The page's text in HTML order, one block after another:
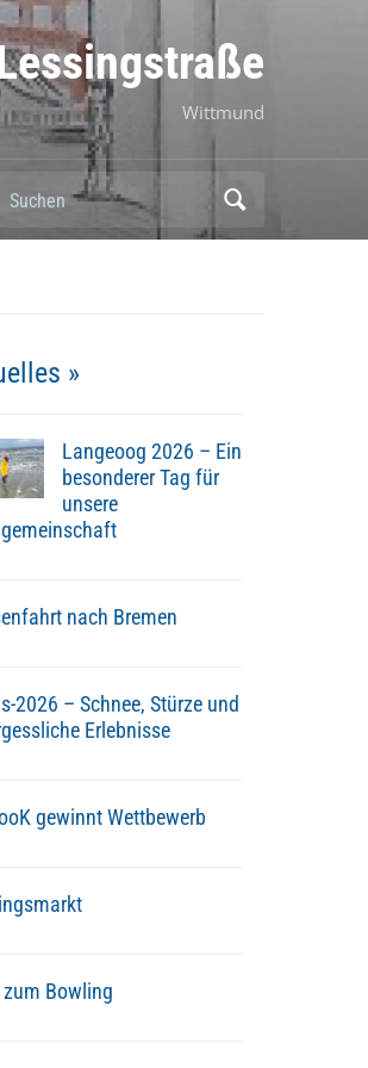
Wittmund
Suchen
»
Langeoog 2026 – Ein
besonderer Tag für
unsere
nach Bremen
2026 – Schnee, Stürze und
Erlebnisse
gewinnt Wettbewerb
zum Bowling